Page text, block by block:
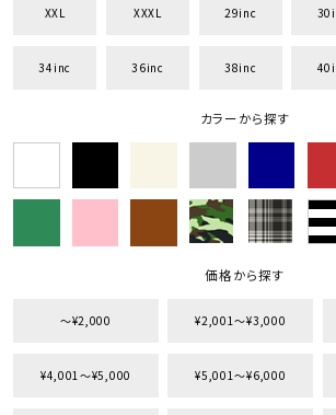
XXL XXXL 29inc
34inc 36inc 38inc
カラーから探す
価格から探す
〜¥2,000 ¥2,001〜¥3,000
¥4,001〜¥5,000 ¥5,001〜¥6,000